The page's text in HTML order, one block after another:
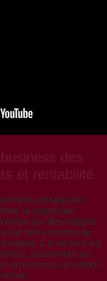
des
et rentabilité
conséquent,
la logistique
par des marges
par des volumes de
Ce secteur est
notamment sur
aux locaux, à la main